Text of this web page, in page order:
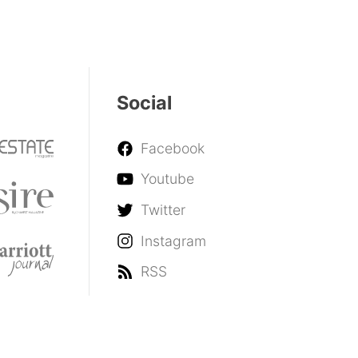
Social
Facebook
Youtube
Twitter
Instagram
RSS